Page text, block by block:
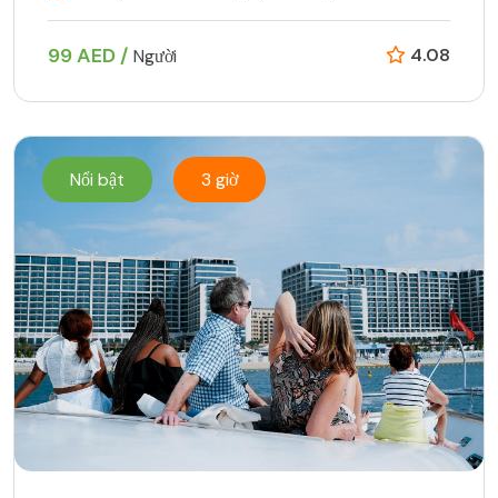
99 AED / Người 4.08
Nổi bật 3 giờ